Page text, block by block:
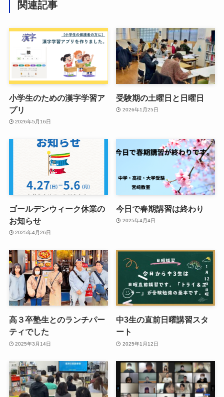
関連記事
小学生のための漢字学習ア
プリ
2026年5月16日
受験期の土曜日と日曜日
2026年1月25日
ゴールデンウィーク休業の
お知らせ
2025年4月26日
今日で春期講習は終わり
2025年4月4日
高３卒塾生とのランチパー
ティでした
2025年3月14日
中3生の直前日曜講習スタ
ート
2025年1月12日